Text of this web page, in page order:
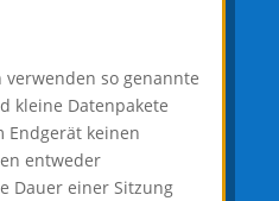
so genannte
kleine Datenpakete
keinen
entweder
Dauer einer Sitzung